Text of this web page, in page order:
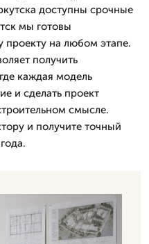
доступны срочные
мы готовы
проекту на любом этапе.
получить
каждая модель
и сделать проект
смысле.
и получите точный